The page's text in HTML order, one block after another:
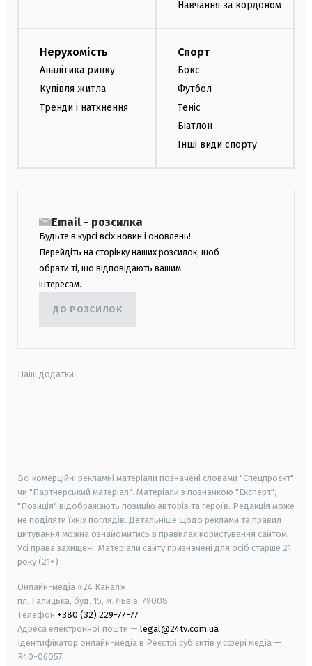
Навчання за кордоном
Нерухомість
Аналітика ринку
Купівля житла
Тренди і натхнення
Спорт
Бокс
Футбол
Теніс
Біатлон
Інші види спорту
Email - розсилка
Будьте в курсі всіх новин і оновлень!
Перейдіть на сторінку наших розсилок, щоб
обрати ті, що відповідають вашим
інтересам.
ДО РОЗСИЛОК
Наші додатки:
Всі комерційні рекламні матеріали позначені словами "Спецпроєкт"
чи "Партнерський матеріал". Матеріали з позначкою "Експерт",
"Позиція" відображають позицію авторів та героїв. Редакція може
не поділяти їхніх поглядів. Детальніше щодо реклами та правил
цитування можна ознайомитись в правилах користування сайтом.
Усі права захищені. Матеріали сайту призначені для осіб старше 21
року (21+)
Онлайн-медіа «24 Канал»
пл. Галицька, буд. 15, м. Львів, 79008
Телефон +380 (32) 229-77-77
Адреса електронної пошти — legal@24tv.com.ua
Ідентифікатор онлайн-медіа в Реєстрі суб'єктів у сфері медіа —
R40-06057